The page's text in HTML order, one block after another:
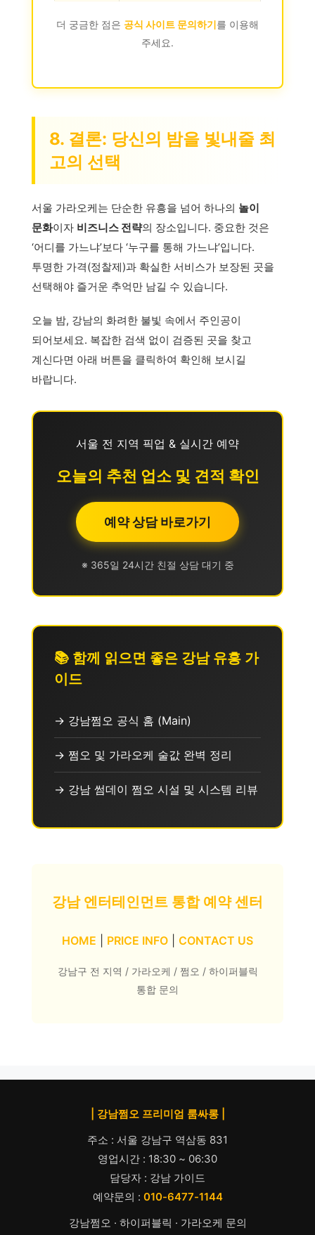
더 궁금한 점은 공식 사이트 문의하기를 이용해
주세요.
8. 결론: 당신의 밤을 빛내줄 최
고의 선택
서울 가라오케는 단순한 유흥을 넘어 하나의 놀이
문화이자 비즈니스 전략의 장소입니다. 중요한 것은
‘어디를 가느냐’보다 ‘누구를 통해 가느냐’입니다.
투명한 가격(정찰제)과 확실한 서비스가 보장된 곳을
선택해야 즐거운 추억만 남길 수 있습니다.
오늘 밤, 강남의 화려한 불빛 속에서 주인공이
되어보세요. 복잡한 검색 없이 검증된 곳을 찾고
계신다면 아래 버튼을 클릭하여 확인해 보시길
바랍니다.
서울 전 지역 픽업 & 실시간 예약
오늘의 추천 업소 및 견적 확인
예약 상담 바로가기
※ 365일 24시간 친절 상담 대기 중
📚 함께 읽으면 좋은 강남 유흥 가
이드
→ 강남쩜오 공식 홈 (Main)
→ 쩜오 및 가라오케 술값 완벽 정리
→ 강남 썸데이 쩜오 시설 및 시스템 리뷰
강남 엔터테인먼트 통합 예약 센터
HOME PRICE INFO CONTACT US
강남구 전 지역 / 가라오케 / 쩜오 / 하이퍼블릭
통합 문의
| 강남쩜오 프리미엄 룸싸롱 |
주소 : 서울 강남구 역삼동 831
영업시간 : 18:30 ~ 06:30
담당자 : 강남 가이드
예약문의 : 010-6477-1144
강남쩜오 · 하이퍼블릭 · 가라오케 문의